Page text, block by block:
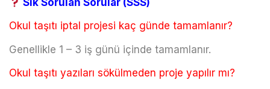
Okul taşıtı iptal projesi kaç günde tamamlanır?
Genellikle 1 – 3 iş günü içinde tamamlanır.
Okul taşıtı yazıları sökülmeden proje yapılır mı?